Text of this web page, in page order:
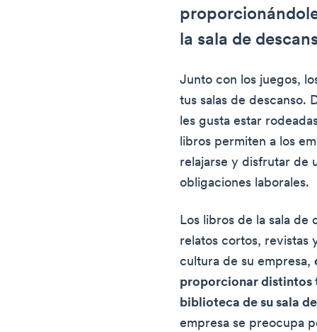
la sala de
Junto con los juegos,
tus salas de descanso.
les gusta estar
libros permiten a los
relajarse y disfrutar de
obligaciones laborales.
Los libros de la sala de
relatos cortos, revistas
cultura de su empresa,
proporcionar distintos
biblioteca de su sala
empresa se preocupa